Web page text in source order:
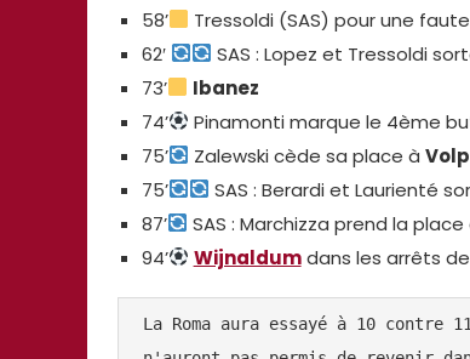
58’
Tressoldi (SAS) pour une
62′
SAS : Lopez et Tressoldi
73’
Ibanez
74’
Pinamonti marque le 4ème
75’
Zalewski cède sa place à
75’
SAS : Berardi et Laurienté
87’
SAS : Marchizza prend la
94’
Wijnaldumdans les arrêts
La Roma aura essayé à 10